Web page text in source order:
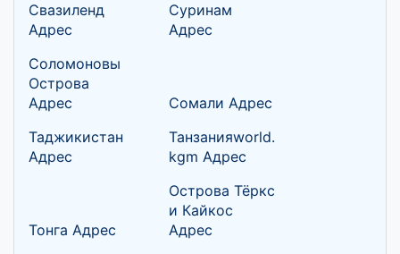
Свазиленд
Адрес
Суринам
Адрес
Соломоновы
Острова
Адрес
Сомали Адрес
Таджикистан
Адрес
Танзанияworld.
kgm Адрес
Тонга Адрес
Острова Тёркс
и Кайкос
Адрес